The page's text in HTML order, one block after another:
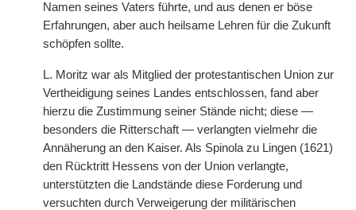
Namen seines Vaters führte, und aus denen er böse
Erfahrungen, aber auch heilsame Lehren für die Zukunft
schöpfen sollte.
L. Moritz war als Mitglied der protestantischen Union zur
Vertheidigung seines Landes entschlossen, fand aber
hierzu die Zustimmung seiner Stände nicht; diese —
besonders die Ritterschaft — verlangten vielmehr die
Annäherung an den Kaiser. Als Spinola zu Lingen (1621)
den Rücktritt Hessens von der Union verlangte,
unterstützten die Landstände diese Forderung und
versuchten durch Verweigerung der militärischen